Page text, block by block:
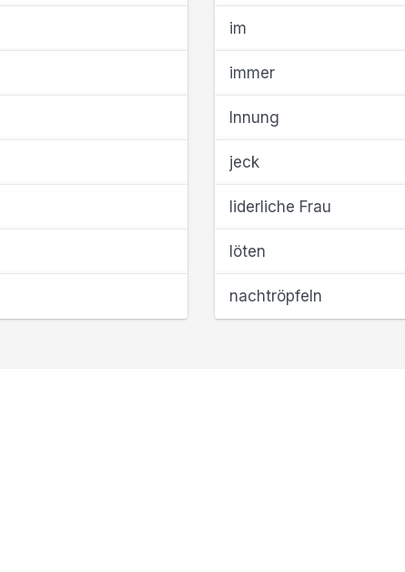
im
immer
Innung
jeck
liderliche Frau
löten
nachtröpfeln